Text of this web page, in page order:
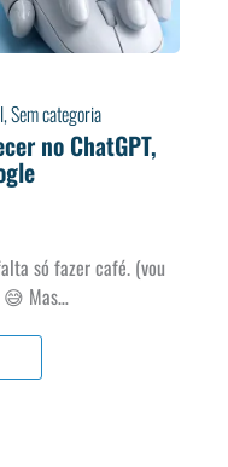
,Sem categoria
no ChatGPT,
só fazer café. (vou
😅 Mas…